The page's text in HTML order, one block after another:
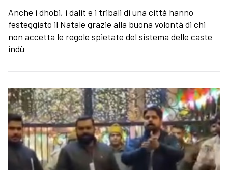
Anche i dhobi, i dalit e i tribali di una città hanno
festeggiato il Natale grazie alla buona volontà di chi
non accetta le regole spietate del sistema delle caste
indù